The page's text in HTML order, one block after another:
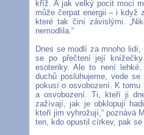
kříž. A jak velký pocit moci
může čerpat energii – i když
které tak činí závislými.
nemodlila.“
Dnes se modlí za mnoho
se po přečtení její
esoteriky. Ale to není
duchů posluhujeme, vede
pokusí o osvobození. K tomu
a osvobození. Ti, kteří ji
zažívají, jak je obklopují
kteří jim vyhrožují,“ poznává
ten, kdo opustil církev, pak